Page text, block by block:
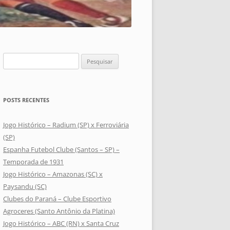
por:
POSTS RECENTES
Jogo Histórico – Radium (SP) x Ferroviária
(SP)
Espanha Futebol Clube (Santos – SP) –
Temporada de 1931
Jogo Histórico – Amazonas (SC) x
Paysandu (SC)
Clubes do Paraná – Clube Esportivo
Agroceres (Santo Antônio da Platina)
Jogo Histórico – ABC (RN) x Santa Cruz